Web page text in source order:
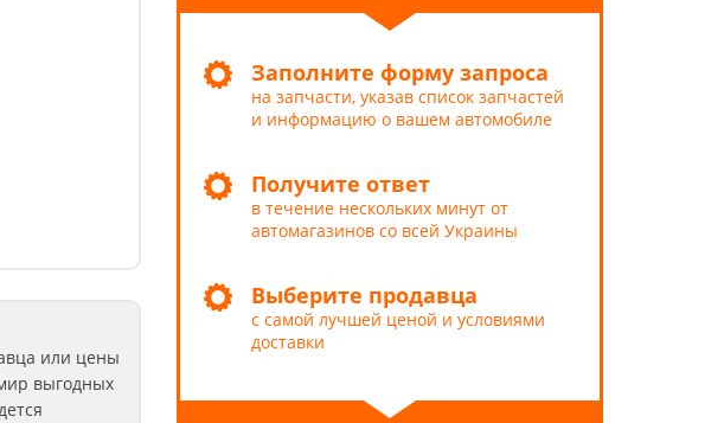
или цены
выгодных
Заполните форму запроса
на запчасти, указав список запчастей
и информацию о вашем автомобиле
Получите ответ
в течение нескольких минут от
автомагазинов со всей Украины
Выберите продавца
с самой лучшей ценой и условиями
доставки